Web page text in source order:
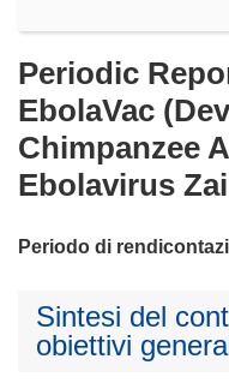
Periodic
EbolaVac
Chimpanzee
Ebolavirus
Periodo di
Sintesi del
obiettivi